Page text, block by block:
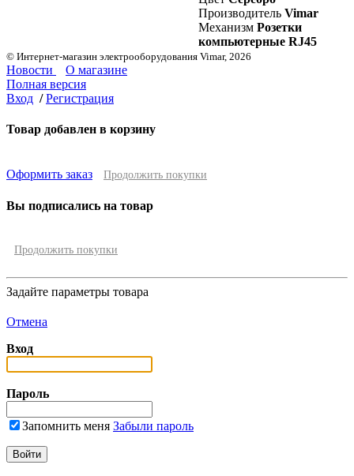
Производитель Vimar
Механизм Розетки
компьютерные RJ45
© Интернет-магазин электрооборудования Vimar, 2026
Новости
О магазине
Полная версия
Вход / Регистрация
Товар добавлен в корзину
Оформить заказ Продолжить покупки
Вы подписались на товар
Продолжить покупки
Задайте параметры товара
Отмена
Вход
Пароль
Запомнить меня Забыли пароль